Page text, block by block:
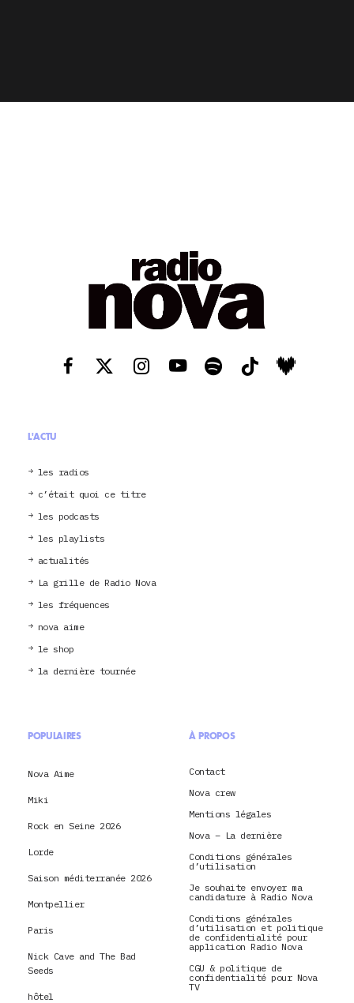
L'ACTU
les radios
c’était quoi ce titre
les podcasts
les playlists
actualités
La grille de Radio Nova
les fréquences
nova aime
le shop
la dernière tournée
POPULAIRES
Nova Aime
Miki
Rock en Seine 2026
Lorde
Saison méditerranée 2026
Montpellier
Paris
Nick Cave and The Bad
Seeds
hôtel
À PROPOS
Contact
Nova crew
Mentions légales
Nova – La dernière
Conditions générales
d’utilisation
Je souhaite envoyer ma
candidature à Radio Nova
Conditions générales
d’utilisation et politique
de confidentialité pour
application Radio Nova
CGU & politique de
confidentialité pour Nova
TV